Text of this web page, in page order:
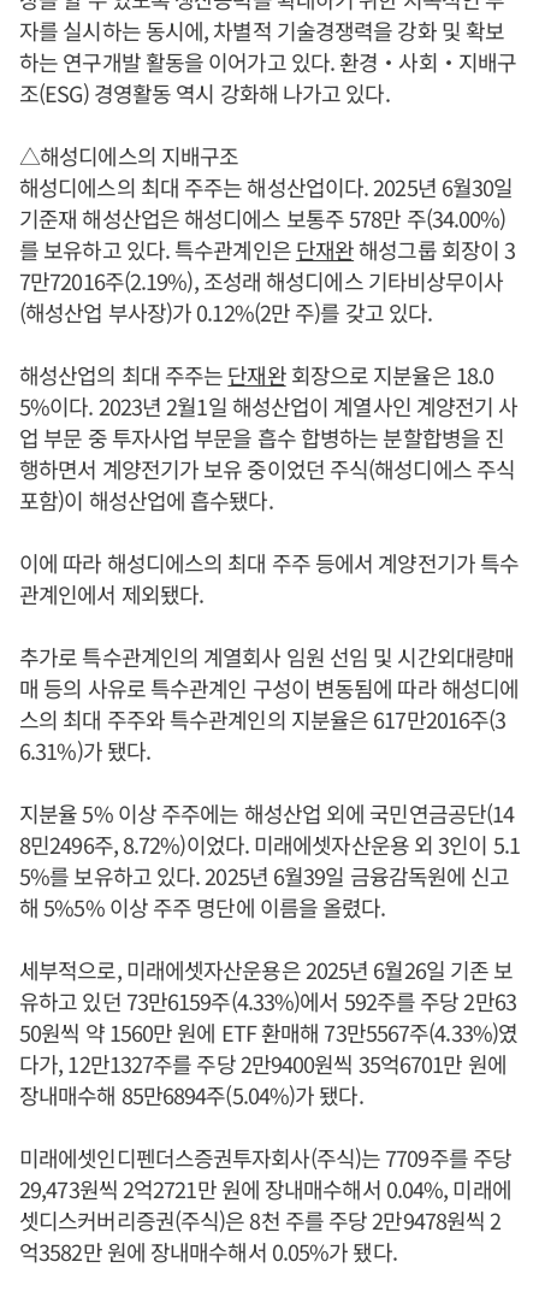
자를 실시하는 동시에, 차별적 기술경쟁력을 강화 및 확보
하는 연구개발 활동을 이어가고 있다. 환경‧사회‧지배구
조(ESG) 경영활동 역시 강화해 나가고 있다.
△해성디에스의 지배구조
해성디에스의 최대 주주는 해성산업이다. 2025년 6월30일
기준재 해성산업은 해성디에스 보통주 578만 주(34.00%)
를 보유하고 있다. 특수관계인은단재완해성그룹 회장이 3
7만72016주(2.19%), 조성래 해성디에스 기타비상무이사
(해성산업 부사장)가 0.12%(2만 주)를 갖고 있다.
해성산업의 최대 주주는단재완회장으로 지분율은 18.0
5%이다. 2023년 2월1일 해성산업이 계열사인 계양전기 사
업 부문 중 투자사업 부문을 흡수 합병하는 분할합병을 진
행하면서 계양전기가 보유 중이었던 주식(해성디에스 주식
포함)이 해성산업에 흡수됐다.
이에 따라 해성디에스의 최대 주주 등에서 계양전기가 특수
관계인에서 제외됐다.
추가로 특수관계인의 계열회사 임원 선임 및 시간외대량매
매 등의 사유로 특수관계인 구성이 변동됨에 따라 해성디에
스의 최대 주주와 특수관계인의 지분율은 617만2016주(3
6.31%)가 됐다.
지분율 5% 이상 주주에는 해성산업 외에 국민연금공단(14
8민2496주, 8.72%)이었다. 미래에셋자산운용 외 3인이 5.1
5%를 보유하고 있다. 2025년 6월39일 금융감독원에 신고
해 5%5% 이상 주주 명단에 이름을 올렸다.
세부적으로, 미래에셋자산운용은 2025년 6월26일 기존 보
유하고 있던 73만6159주(4.33%)에서 592주를 주당 2만63
50원씩 약 1560만 원에 ETF 환매해 73만5567주(4.33%)였
다가, 12만1327주를 주당 2만9400원씩 35억6701만 원에
장내매수해 85만6894주(5.04%)가 됐다.
미래에셋인디펜더스증권투자회사(주식)는 7709주를 주당
29,473원씩 2억2721만 원에 장내매수해서 0.04%, 미래에
셋디스커버리증권(주식)은 8천 주를 주당 2만9478원씩 2
억3582만 원에 장내매수해서 0.05%가 됐다.